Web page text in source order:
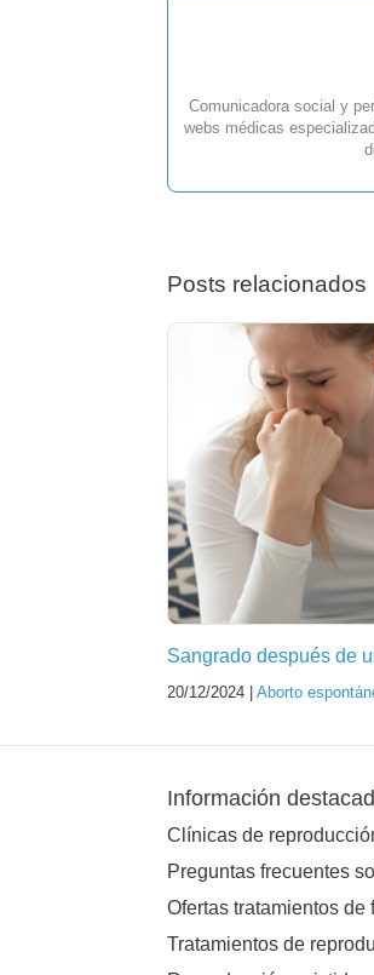
Comunicadora social y
webs médicas
Posts relacionados
Sangrado después de
20/12/2024 | Aborto
Información
Clínicas de
Preguntas frecuentes
Ofertas tratamientos de
Tratamientos de